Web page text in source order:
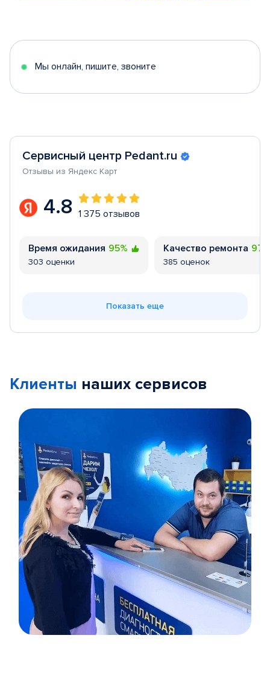
5
Мы онлайн, пишите, звоните
Сервисный центр Pedant.ru
Отзывы из Яндекс Карт
4.8 1 375 отзывов
Время ожидания 95%
303 оценки
Качество ремонта
385 оценок
Показать еще
Клиенты наших сервисов